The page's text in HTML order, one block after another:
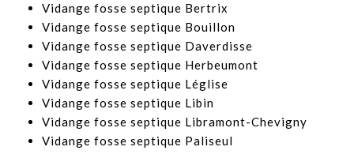
​Vidange fosse septique Bertrix
​Vidange fosse septique Bouillon
​Vidange fosse septique Daverdisse
​Vidange fosse septique Herbeumont
​Vidange fosse septique Léglise
​Vidange fosse septique Libin
​Vidange fosse septique Libramont-Chevigny
​Vidange fosse septique Paliseul